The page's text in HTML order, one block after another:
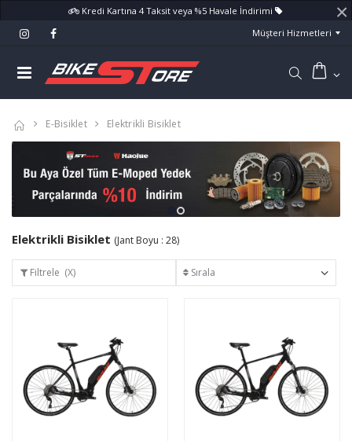
Kredi Kartına 4 Taksit veya %5 Havale İndirimi ×
Müşteri Hizmetleri
E-Bisiklet Elektrikli Bisiklet
Elektrikli Bisiklet (Jant Boyu : 28)
Filtrele (X)